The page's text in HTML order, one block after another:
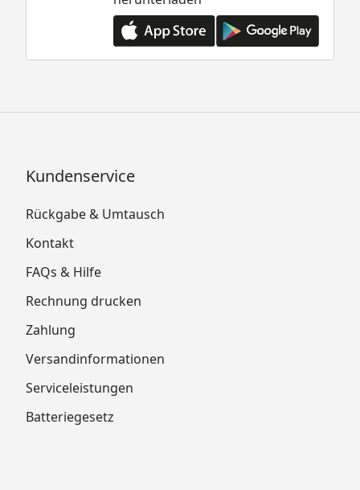
Kundenservice
Rückgabe & Umtausch
Kontakt
FAQs & Hilfe
Rechnung drucken
Zahlung
Versandinformationen
Serviceleistungen
Batteriegesetz